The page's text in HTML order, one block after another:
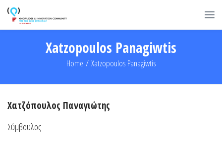
Xatzopoulos Panagiwtis
Home / Xatzopoulos Panagiwtis
Χατζόπουλος Παναγιώτης
Σύμβουλος